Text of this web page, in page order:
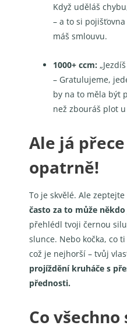
Když uděláš
– a to si
máš smlouvu.
1000+ ccm:
– Gratulujeme,
by na to měla být
než zbouráš plot
Ale já
opatrně!
To je skvělé. Ale
často za to může
přehlédl tvoji černou
slunce. Nebo kočka, co
což je nejhorší – tvůj
projíždění kruháče s
přednosti.
Co všechno